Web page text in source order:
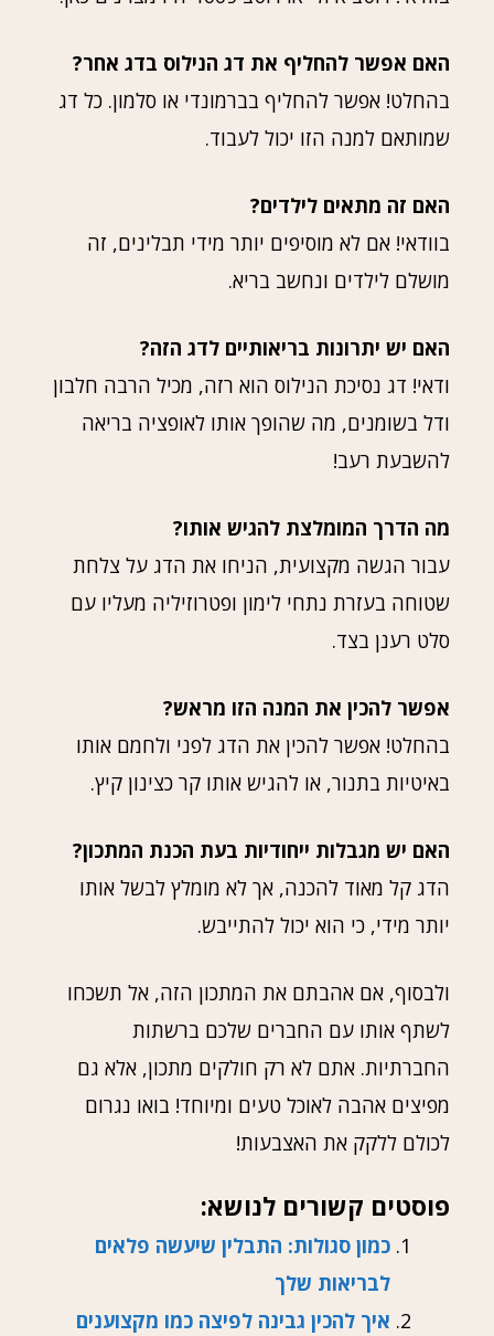
האם אפשר להחליף את דג הנילוס בדג אחר?
בהחלט! אפשר להחליף בברמונדי או סלמון. כל דג
שמותאם למנה הזו יכול לעבוד.
האם זה מתאים לילדים?
בוודאי! אם לא מוסיפים יותר מידי תבלינים, זה
מושלם לילדים ונחשב בריא.
האם יש יתרונות בריאותיים לדג הזה?
ודאי! דג נסיכת הנילוס הוא רזה, מכיל הרבה חלבון
ודל בשומנים, מה שהופך אותו לאופציה בריאה
להשבעת רעב!
מה הדרך המומלצת להגיש אותו?
עבור הגשה מקצועית, הניחו את הדג על צלחת
שטוחה בעזרת נתחי לימון ופטרוזיליה מעליו עם
סלט רענן בצד.
אפשר להכין את המנה הזו מראש?
בהחלט! אפשר להכין את הדג לפני ולחמם אותו
באיטיות בתנור, או להגיש אותו קר כצינון קיץ.
האם יש מגבלות ייחודיות בעת הכנת המתכון?
הדג קל מאוד להכנה, אך לא מומלץ לבשל אותו
יותר מידי, כי הוא יכול להתייבש.
ולבסוף, אם אהבתם את המתכון הזה, אל תשכחו
לשתף אותו עם החברים שלכם ברשתות
החברתיות. אתם לא רק חולקים מתכון, אלא גם
מפיצים אהבה לאוכל טעים ומיוחד! בואו נגרום
לכולם ללקק את האצבעות!
פוסטים קשורים לנושא:
כמון סגולות: התבלין שיעשה פלאים
לבריאות שלך
איך להכין גבינה לפיצה כמו מקצוענים